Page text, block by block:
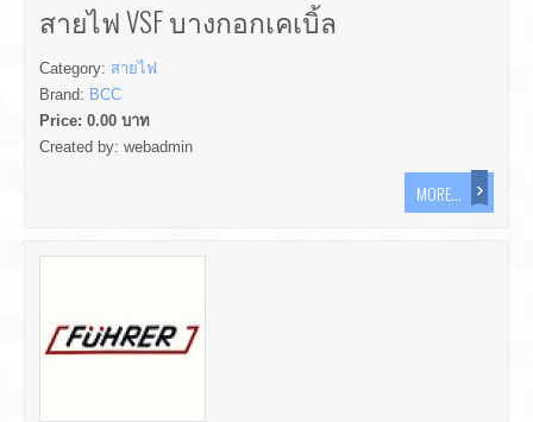
สายไฟ VSF บางกอกเคเบิ้ล
Category: สายไฟ
Brand: BCC
Price: 0.00 บาท
Created by: webadmin
MORE...